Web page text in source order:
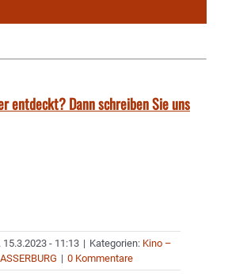
entdeckt? Dann schreiben Sie uns
15.3.2023 - 11:13 | Kategorien: Kino –
| 0 Kommentare